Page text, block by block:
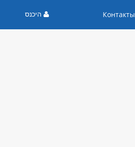
Контакты היכנס